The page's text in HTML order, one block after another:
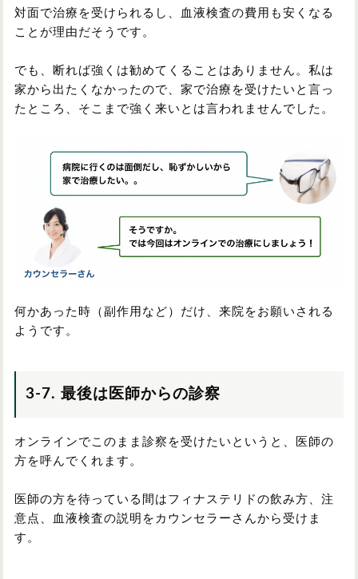
対面で治療を受けられるし、血液検査の費用も安くなる
ことが理由だそうです。
でも、断れば強くは勧めてくることはありません。私は
家から出たくなかったので、家で治療を受けたいと言っ
たところ、そこまで強く来いとは言われませんでした。
何かあった時（副作用など）だけ、来院をお願いされる
ようです。
3-7. 最後は医師からの診察
オンラインでこのまま診察を受けたいというと、医師の
方を呼んでくれます。
医師の方を待っている間はフィナステリドの飲み方、注
意点、血液検査の説明をカウンセラーさんから受けま
す。